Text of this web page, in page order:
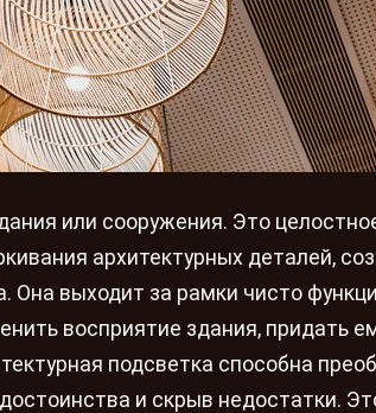
или сооружения. Это
архитектурных деталей,
выходит за рамки чисто
восприятие здания, придать
подсветка способна
и скрыв недостатки.